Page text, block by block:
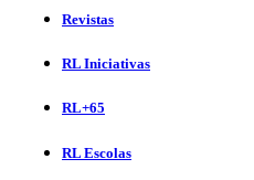
Revistas
RL Iniciativas
RL+65
RL Escolas